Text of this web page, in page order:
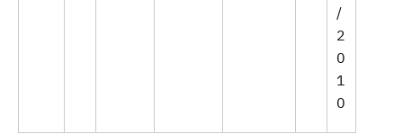
/
2
0
1
0